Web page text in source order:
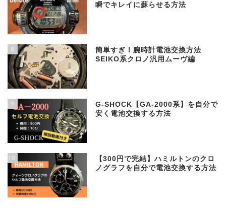
瞬でキレイに蘇らせる方法
8
簡単すぎ！腕時計電池交換方法
SEIKO系クロノ汎用ムーヴ編
9
G-SHOCK【GA-2000系】を自分で
安く電池交換する方法
10
【300円で完結】ハミルトンのクロ
ノグラフを自分で電池交換する方法